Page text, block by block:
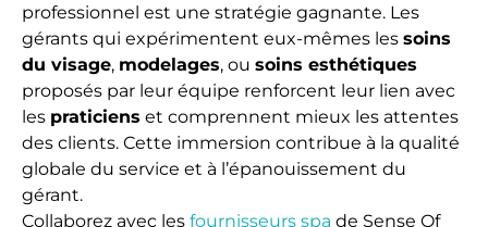
professionnel est une stratégie gagnante. Les
gérants qui expérimentent eux-mêmes les soins
du visage, modelages, ou soins esthétiques
proposés par leur équipe renforcent leur lien avec
les praticiens et comprennent mieux les attentes
des clients. Cette immersion contribue à la qualité
globale du service et à l’épanouissement du
gérant.
Collaborez avec les fournisseurs spa de Sense Of